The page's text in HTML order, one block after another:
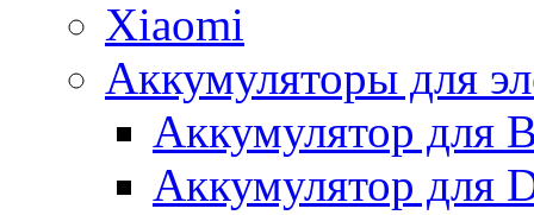
Xiaomi
Аккумуляторы для
Аккумулятор для
Аккумулятор для